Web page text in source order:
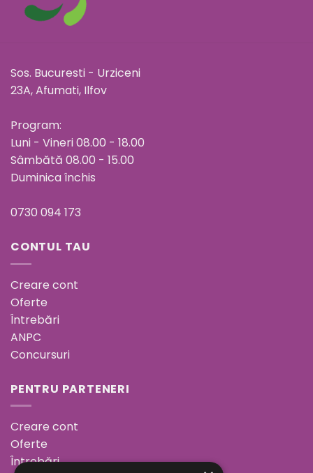
Sos. Bucuresti - Urziceni
23A, Afumati, Ilfov
Program:
Luni - Vineri 08.00 - 18.00
Sâmbătă 08.00 - 15.00
Duminica închis
0730 094 173
CONTUL TAU
Creare cont
Oferte
Întrebări
ANPC
Concursuri
PENTRU PARTENERI
Creare cont
Oferte
Întrebări